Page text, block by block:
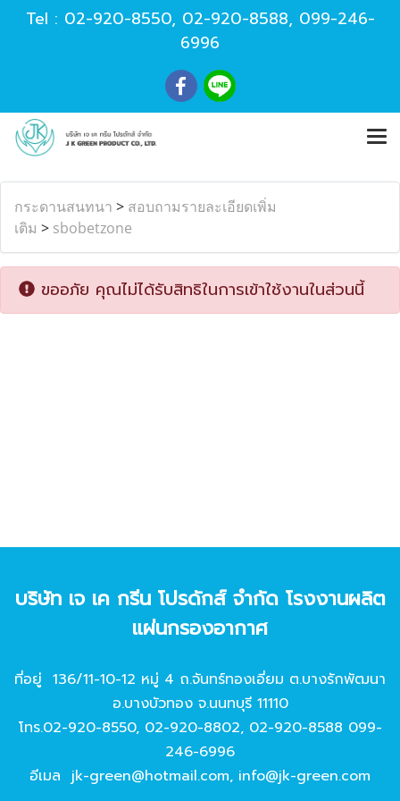
Tel : 02-920-8550, 02-920-8588, 099-246-
6996
กระดานสนทนา > สอบถามรายละเอียดเพิ่ม
เติม > sbobetzone
ขออภัย คุณไม่ได้รับสิทธิในการเข้าใช้งานในส่วนนี้
บริษัท เจ เค กรีน โปรดักส์ จํากัด โรงงานผลิต
แผ่นกรองอากาศ
ที่อยู่ 136/11-10-12 หมู่ 4 ถ.จันทร์ทองเอี่ยม ต.บางรักพัฒนา
อ.บางบัวทอง จ.นนทบุรี 11110
โทร.02-920-8550, 02-920-8802, 02-920-8588 099-
246-6996
อีเมล jk-green@hotmail.com, info@jk-green.com